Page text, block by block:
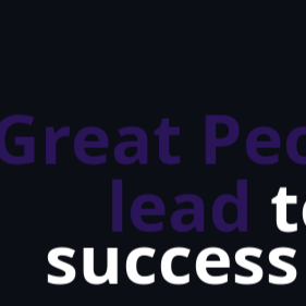
lead
success